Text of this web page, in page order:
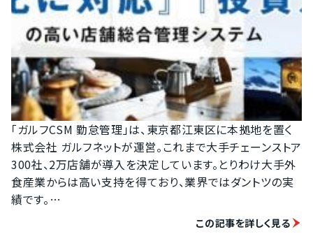
「ガルフCSM 勤怠管理」は、東京都江東区に本拠地を置く
株式会社 ガルフネットが運営。これまで大手チェーンストア
300社、2万店舗が導入を決定しています。とりわけ大手外
食産業からは高い支持を得ており、業界ではダントツの実
績です。
外食・レストランはパート、アルバイトが多いことに加え、人
手不足などから労務管理に問題を抱えがちな業界。勤怠管
この記事を詳しく見る